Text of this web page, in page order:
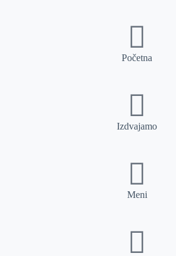
Početna
Izdvajamo
Meni